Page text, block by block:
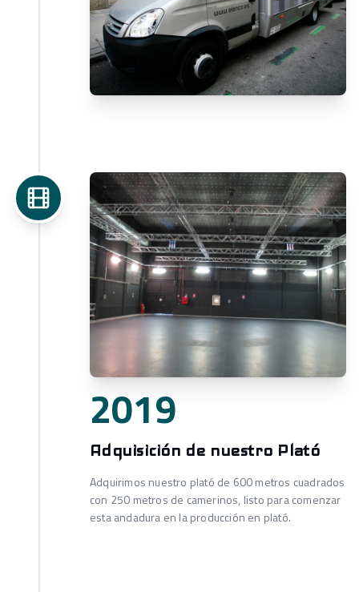
2019
Adquisición de nuestro Plató
Adquirimos nuestro plató de 600 metros cuadrados
con 250 metros de camerinos, listo para comenzar
esta andadura en la producción en plató.